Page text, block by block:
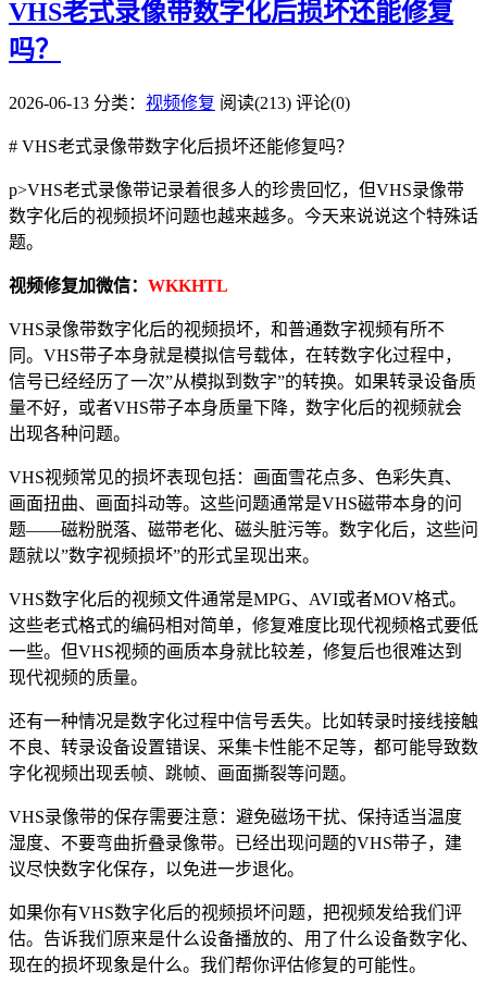
VHS老式录像带数字化后损坏还能修复
吗？
2026-06-13 分类： 视频修复 阅读(213) 评论(0)
# VHS老式录像带数字化后损坏还能修复吗？
p>VHS老式录像带记录着很多人的珍贵回忆，但VHS录像带
数字化后的视频损坏问题也越来越多。今天来说说这个特殊话
题。
视频修复加微信： WKKHTL
VHS录像带数字化后的视频损坏，和普通数字视频有所不
同。VHS带子本身就是模拟信号载体，在转数字化过程中，
信号已经经历了一次”从模拟到数字”的转换。如果转录设备质
量不好，或者VHS带子本身质量下降，数字化后的视频就会
出现各种问题。
VHS视频常见的损坏表现包括：画面雪花点多、色彩失真、
画面扭曲、画面抖动等。这些问题通常是VHS磁带本身的问
题——磁粉脱落、磁带老化、磁头脏污等。数字化后，这些问
题就以”数字视频损坏”的形式呈现出来。
VHS数字化后的视频文件通常是MPG、AVI或者MOV格式。
这些老式格式的编码相对简单，修复难度比现代视频格式要低
一些。但VHS视频的画质本身就比较差，修复后也很难达到
现代视频的质量。
还有一种情况是数字化过程中信号丢失。比如转录时接线接触
不良、转录设备设置错误、采集卡性能不足等，都可能导致数
字化视频出现丢帧、跳帧、画面撕裂等问题。
VHS录像带的保存需要注意：避免磁场干扰、保持适当温度
湿度、不要弯曲折叠录像带。已经出现问题的VHS带子，建
议尽快数字化保存，以免进一步退化。
如果你有VHS数字化后的视频损坏问题，把视频发给我们评
估。告诉我们原来是什么设备播放的、用了什么设备数字化、
现在的损坏现象是什么。我们帮你评估修复的可能性。